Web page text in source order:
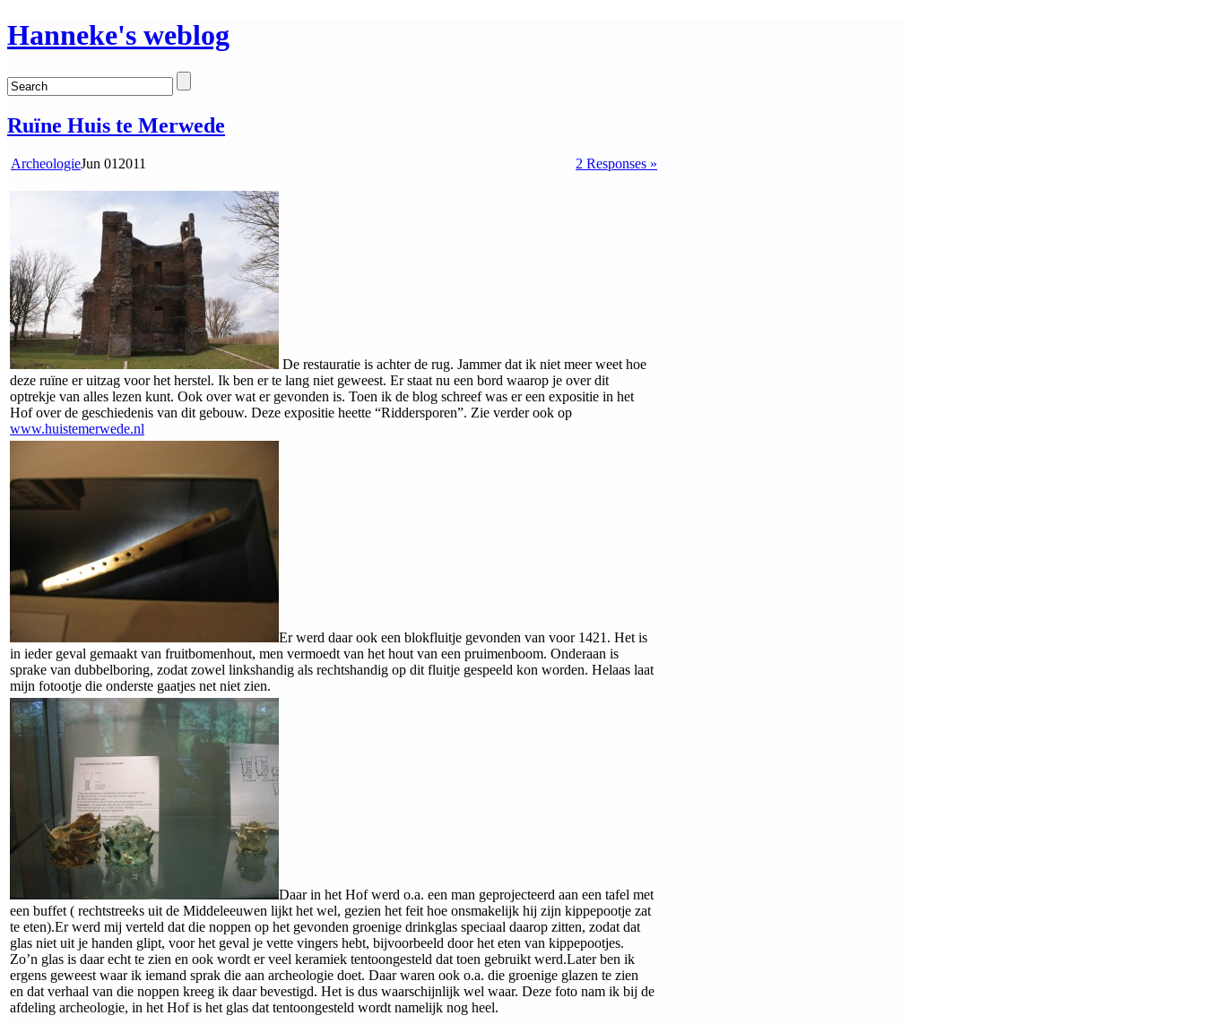
Hanneke's weblog
Ruïne Huis te Merwede
Archeologie 2 Responses »
Jun 01 2011
De restauratie is achter de rug. Jammer dat ik niet meer weet hoe
deze ruïne er uitzag voor het herstel. Ik ben er te lang niet geweest. Er staat nu een bord waarop je over dit
optrekje van alles lezen kunt. Ook over wat er gevonden is. Toen ik de blog schreef was er een expositie in het
Hof over de geschiedenis van dit gebouw. Deze expositie heette “Riddersporen”. Zie verder ook op
www.huistemerwede.nl
Er werd daar ook een blokfluitje gevonden van voor 1421. Het is
in ieder geval gemaakt van fruitbomenhout, men vermoedt van het hout van een pruimenboom. Onderaan is
sprake van dubbelboring, zodat zowel linkshandig als rechtshandig op dit fluitje gespeeld kon worden. Helaas laat
mijn fotootje die onderste gaatjes net niet zien.
Daar in het Hof werd o.a. een man geprojecteerd aan een tafel met
een buffet ( rechtstreeks uit de Middeleeuwen lijkt het wel, gezien het feit hoe onsmakelijk hij zijn kippepootje zat
te eten).Er werd mij verteld dat die noppen op het gevonden groenige drinkglas speciaal daarop zitten, zodat dat
glas niet uit je handen glipt, voor het geval je vette vingers hebt, bijvoorbeeld door het eten van kippepootjes.
Zo’n glas is daar echt te zien en ook wordt er veel keramiek tentoongesteld dat toen gebruikt werd.Later ben ik
ergens geweest waar ik iemand sprak die aan archeologie doet. Daar waren ook o.a. die groenige glazen te zien
en dat verhaal van die noppen kreeg ik daar bevestigd. Het is dus waarschijnlijk wel waar. Deze foto nam ik bij de
afdeling archeologie, in het Hof is het glas dat tentoongesteld wordt namelijk nog heel.